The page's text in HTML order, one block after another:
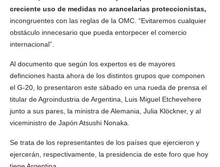
creciente uso de medidas no arancelarias proteccionistas,
incongruentes con las reglas de la OMC. “Evitaremos cualquier
obstáculo innecesario que pueda entorpecer el comercio
internacional”.
Al documento que según los expertos es de mayores
definciones hasta ahora de los distintos grupos que componen
el G-20, lo presentaron este sábado en una rueda de prensa el
titular de Agroindustria de Argentina, Luis Miguel Etchevehere
junto a sus pares, la ministra de Alemania, Julia Klöckner, y al
viceministro de Japón Atsushi Nonaka.
Se trata de los representantes de los países que ejercieron y
ejercerán, respectivamente, la presidencia de este foro que hoy